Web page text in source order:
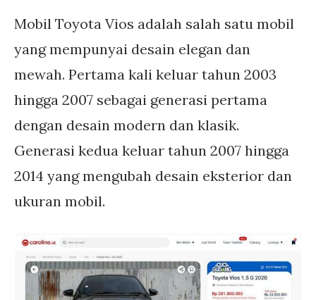
Mobil Toyota Vios adalah salah satu mobil
yang mempunyai desain elegan dan
mewah. Pertama kali keluar tahun 2003
hingga 2007 sebagai generasi pertama
dengan desain modern dan klasik.
Generasi kedua keluar tahun 2007 hingga
2014 yang mengubah desain eksterior dan
ukuran mobil.